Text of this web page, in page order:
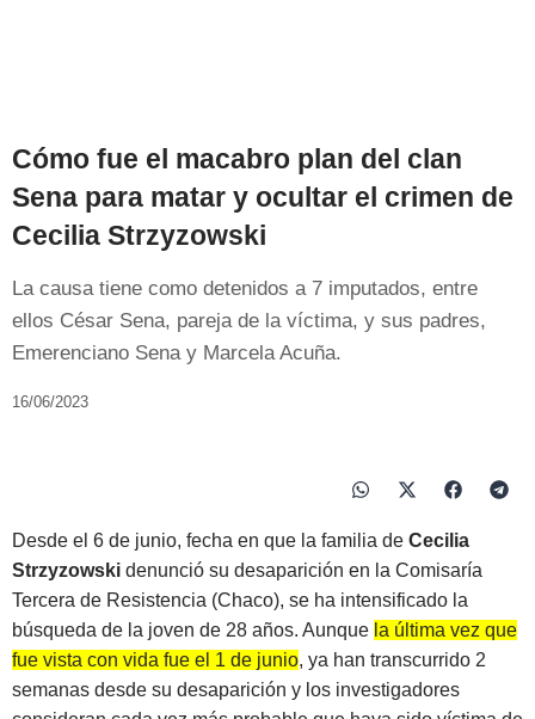
Cómo fue el macabro plan del clan
Sena para matar y ocultar el crimen de
Cecilia Strzyzowski
La causa tiene como detenidos a 7 imputados, entre
ellos César Sena, pareja de la víctima, y sus padres,
Emerenciano Sena y Marcela Acuña.
16/06/2023
Desde el 6 de junio, fecha en que la familia de Cecilia
Strzyzowski denunció su desaparición en la Comisaría
Tercera de Resistencia (Chaco), se ha intensificado la
búsqueda de la joven de 28 años. Aunque la última vez que
fue vista con vida fue el 1 de junio, ya han transcurrido 2
semanas desde su desaparición y los investigadores